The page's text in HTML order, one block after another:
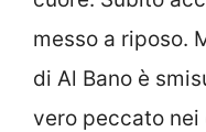
messo a riposo.
di Al Bano è
vero peccato nei